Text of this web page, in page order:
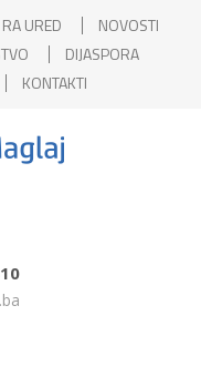
RA URED
NOVOSTI
DIJASPORA
KONTAKTI